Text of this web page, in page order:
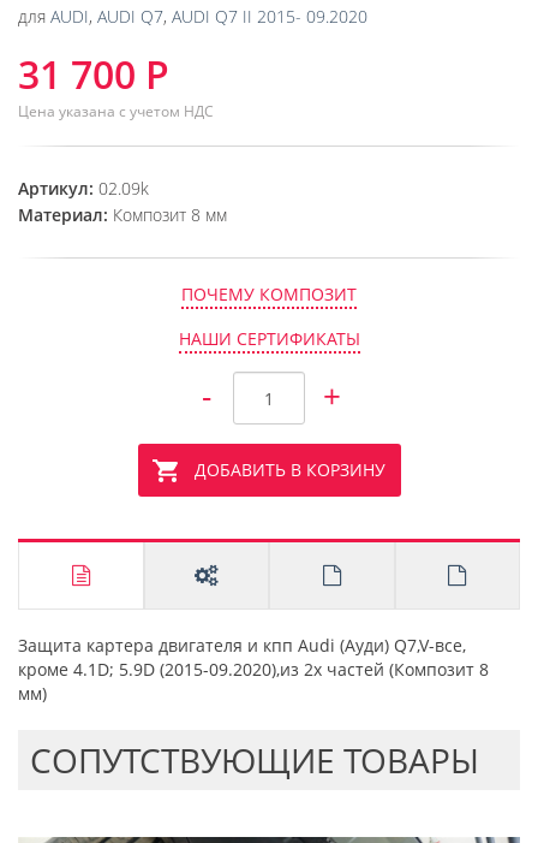
для AUDI, AUDI Q7, AUDI Q7 II 2015- 09.2020
31 700 Р
Цена указана с учетом НДС
Артикул: 02.09k
Материал: Композит 8 мм
ПОЧЕМУ КОМПОЗИТ
НАШИ СЕРТИФИКАТЫ
- +
ДОБАВИТЬ В КОРЗИНУ
Защита картера двигателя и кпп Audi (Ауди) Q7,V-все,
кроме 4.1D; 5.9D (2015-09.2020),из 2х частей (Композит 8
мм)
CОПУТСТВУЮЩИЕ ТОВАРЫ